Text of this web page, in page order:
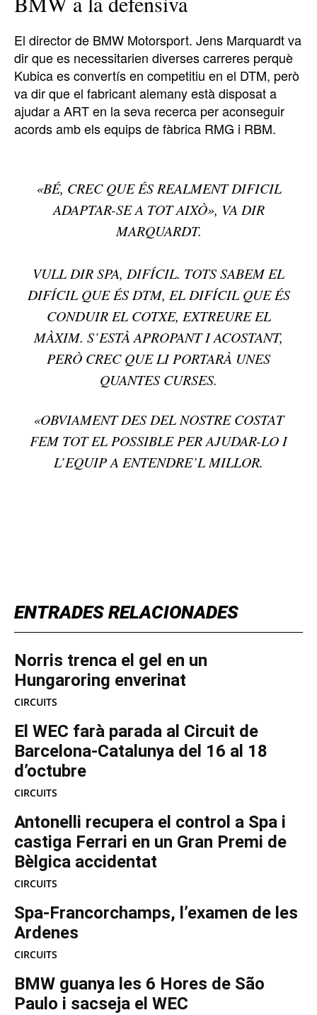
ENTRADES RELACIONADES
Norris trenca el gel en un
Hungaroring enverinat
CIRCUITS
El WEC farà parada al Circuit de
Barcelona-Catalunya del 16 al 18
d’octubre
CIRCUITS
Antonelli recupera el control a Spa i
castiga Ferrari en un Gran Premi de
Bèlgica accidentat
CIRCUITS
Spa-Francorchamps, l’examen de les
Ardenes
CIRCUITS
BMW guanya les 6 Hores de São
Paulo i sacseja el WEC
El director de BMW Motorsport. Jens Marquardt va
dir que es necessitarien diverses carreres perquè
Kubica es convertís en competitiu en el DTM, però
va dir que el fabricant alemany està disposat a
ajudar a ART en la seva recerca per aconseguir
acords amb els equips de fàbrica RMG i RBM.
«BÉ, CREC QUE ÉS REALMENT DIFICIL
ADAPTAR-SE A TOT AIXÒ», VA DIR
MARQUARDT.
VULL DIR SPA, DIFÍCIL. TOTS SABEM EL
DIFÍCIL QUE ÉS DTM, EL DIFÍCIL QUE ÉS
CONDUIR EL COTXE, EXTREURE EL
MÀXIM. S’ESTÀ APROPANT I ACOSTANT,
PERÒ CREC QUE LI PORTARÀ UNES
QUANTES CURSES.
«OBVIAMENT DES DEL NOSTRE COSTAT
FEM TOT EL POSSIBLE PER AJUDAR-LO I
L’EQUIP A ENTENDRE’L MILLOR.